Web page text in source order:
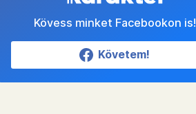
Kövess minket Facebookon is!
Követem!